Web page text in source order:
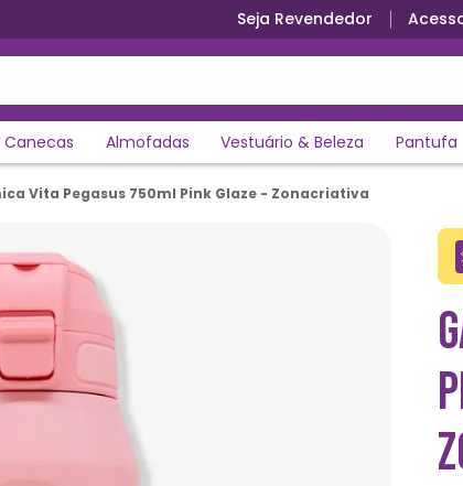
Seja Revendedor
Canecas Almofadas Vestuário & Beleza Pantufa
Vita Pegasus 750ml Pink Glaze - Zonacriativa